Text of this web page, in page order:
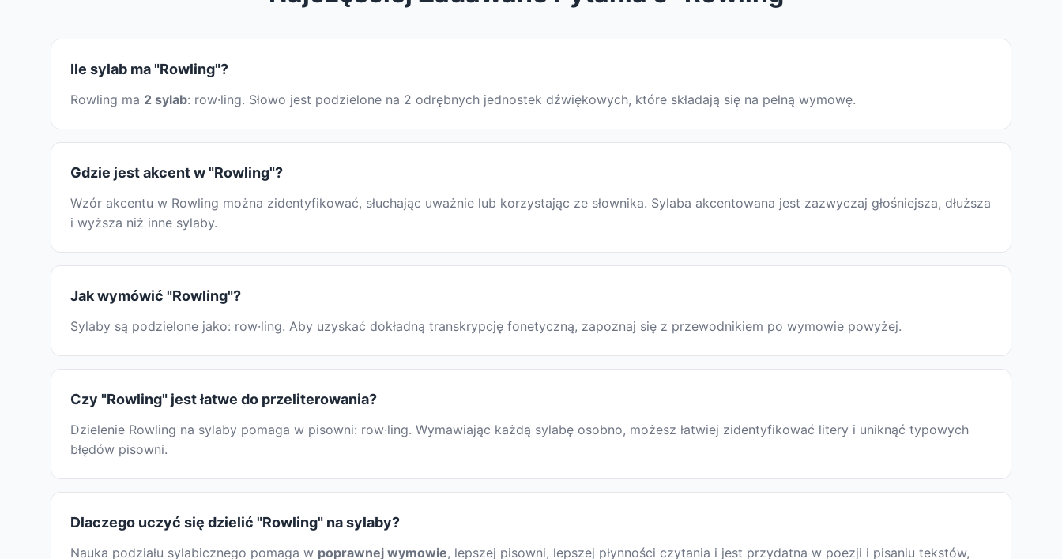
Ile sylab ma "Rowling"?
Rowling ma 2 sylab: row·ling. Słowo jest podzielone na 2 odrębnych jednostek dźwiękowych, które składają się na pełną wymowę.
Gdzie jest akcent w "Rowling"?
Wzór akcentu w Rowling można zidentyfikować, słuchając uważnie lub korzystając ze słownika. Sylaba akcentowana jest zazwyczaj głośniejsza, dłuższa
i wyższa niż inne sylaby.
Jak wymówić "Rowling"?
Sylaby są podzielone jako: row·ling. Aby uzyskać dokładną transkrypcję fonetyczną, zapoznaj się z przewodnikiem po wymowie powyżej.
Czy "Rowling" jest łatwe do przeliterowania?
Dzielenie Rowling na sylaby pomaga w pisowni: row·ling. Wymawiając każdą sylabę osobno, możesz łatwiej zidentyfikować litery i uniknąć typowych
błędów pisowni.
Dlaczego uczyć się dzielić "Rowling" na sylaby?
Nauka podziału sylabicznego pomaga w poprawnej wymowie, lepszej pisowni, lepszej płynności czytania i jest przydatna w poezji i pisaniu tekstów,